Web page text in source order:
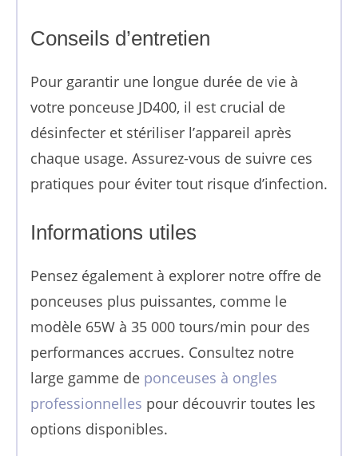
Conseils d’entretien
Pour garantir une longue durée de vie à
votre ponceuse JD400, il est crucial de
désinfecter et stériliser l’appareil après
chaque usage. Assurez-vous de suivre ces
pratiques pour éviter tout risque d’infection.
Informations utiles
Pensez également à explorer notre offre de
ponceuses plus puissantes, comme le
modèle 65W à 35 000 tours/min pour des
performances accrues. Consultez notre
large gamme de ponceuses à ongles
professionnelles pour découvrir toutes les
options disponibles.